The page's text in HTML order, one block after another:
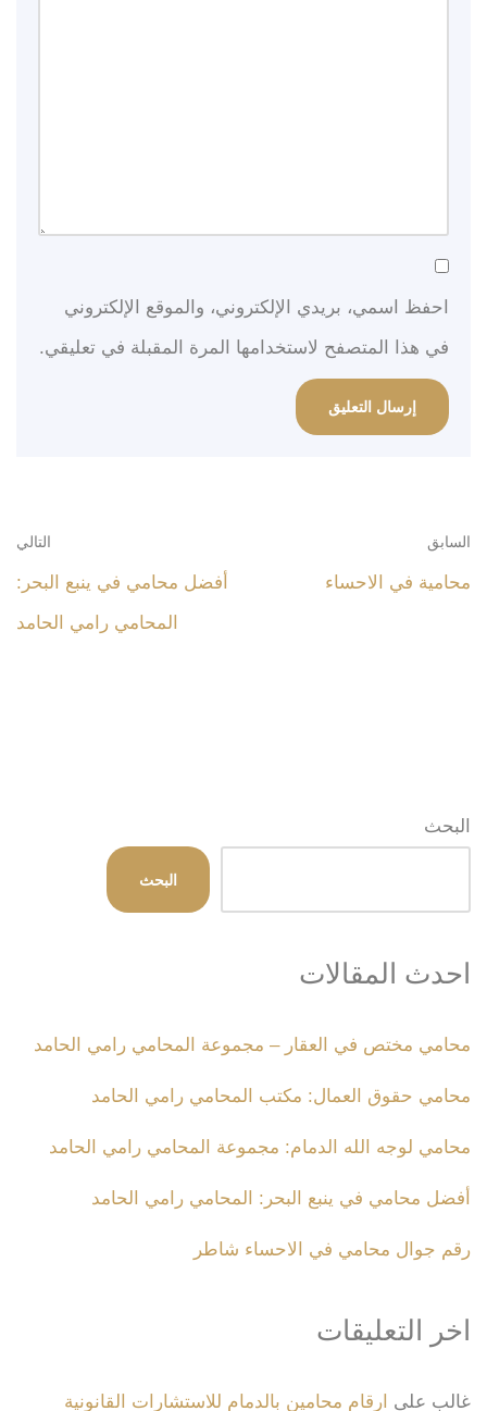
احفظ اسمي، بريدي الإلكتروني، والموقع الإلكتروني
في هذا المتصفح لاستخدامها المرة المقبلة في تعليقي.
السابق
محامية في الاحساء
التالي
أفضل محامي في ينبع البحر:
المحامي رامي الحامد
البحث
البحث
احدث المقالات
محامي مختص في العقار – مجموعة المحامي رامي الحامد
محامي حقوق العمال: مكتب المحامي رامي الحامد
محامي لوجه الله الدمام: مجموعة المحامي رامي الحامد
أفضل محامي في ينبع البحر: المحامي رامي الحامد
رقم جوال محامي في الاحساء شاطر
اخر التعليقات
غالب على ارقام محامين بالدمام للاستشارات القانونية